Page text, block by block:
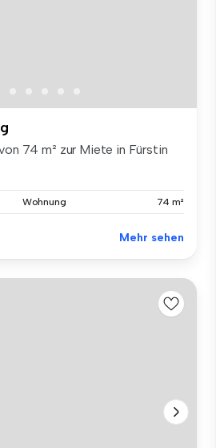
74 m² zur Miete in Fürstin
Wohnung 74 m²
Mehr sehen